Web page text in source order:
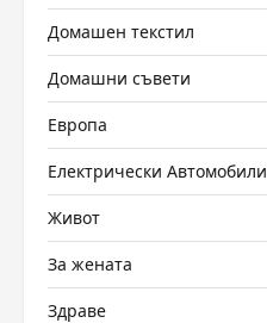
Домашен текстил
Домашни съвети
Европа
Електрически Автомобили
Живот
За жената
Здраве